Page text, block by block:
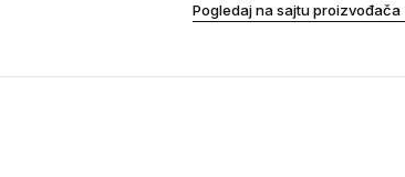
Pogledaj na sajtu proizvođača